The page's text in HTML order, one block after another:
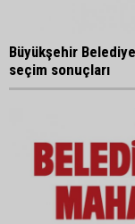
Büyükşehir
seçim sonuçları